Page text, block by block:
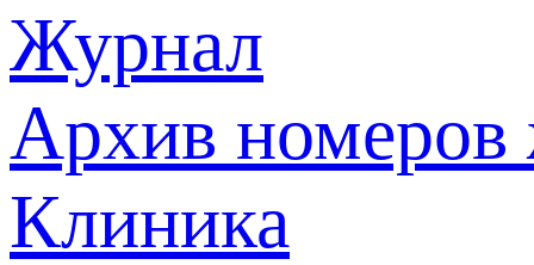
Журнал
Архив номеров
Клиника